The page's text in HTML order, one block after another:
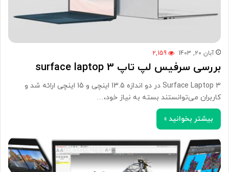
آبان 20, 1403 2,159
بررسی سرفیس لپ تاپ 3 surface laptop
Surface Laptop 3 در دو اندازه 13.5 اینچی و 15 اینچی ارائه شد و
کاربران می‌توانستند بسته به نیاز خود،…
بیشتر بخوانید »